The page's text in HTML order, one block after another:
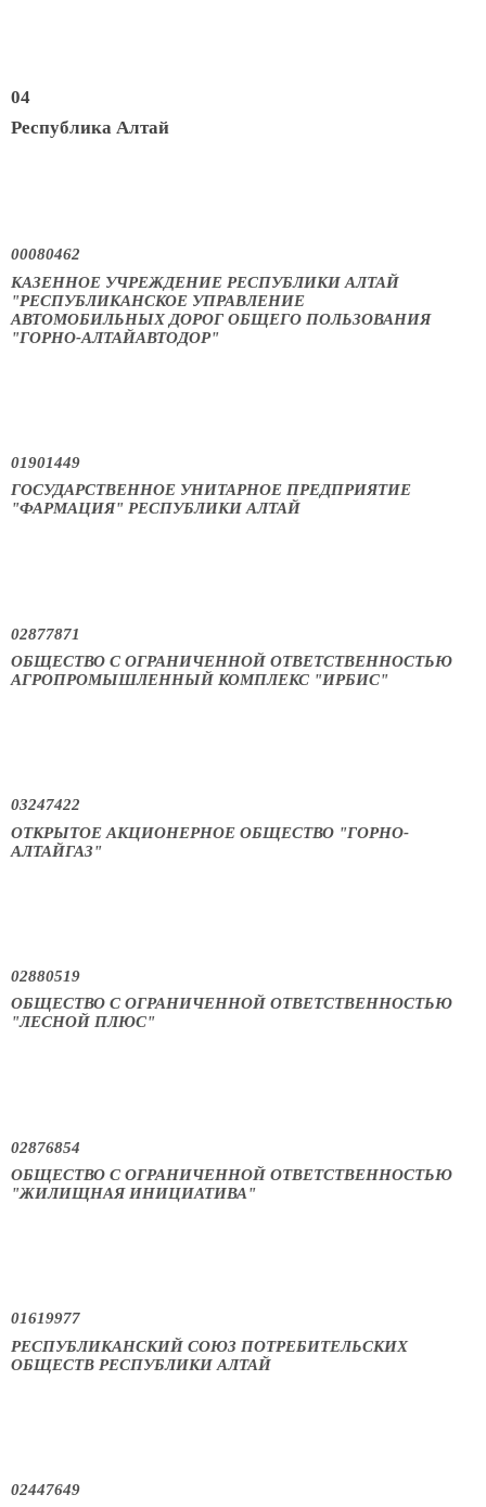
04
Республика Алтай
00080462
КАЗЕННОЕ УЧРЕЖДЕНИЕ РЕСПУБЛИКИ АЛТАЙ
"РЕСПУБЛИКАНСКОЕ УПРАВЛЕНИЕ
АВТОМОБИЛЬНЫХ ДОРОГ ОБЩЕГО ПОЛЬЗОВАНИЯ
"ГОРНО-АЛТАЙАВТОДОР"
01901449
ГОСУДАРСТВЕННОЕ УНИТАРНОЕ ПРЕДПРИЯТИЕ
"ФАРМАЦИЯ" РЕСПУБЛИКИ АЛТАЙ
02877871
ОБЩЕСТВО С ОГРАНИЧЕННОЙ ОТВЕТСТВЕННОСТЬЮ
АГРОПРОМЫШЛЕННЫЙ КОМПЛЕКС "ИРБИС"
03247422
ОТКРЫТОЕ АКЦИОНЕРНОЕ ОБЩЕСТВО "ГОРНО-
АЛТАЙГАЗ"
02880519
ОБЩЕСТВО С ОГРАНИЧЕННОЙ ОТВЕТСТВЕННОСТЬЮ
"ЛЕСНОЙ ПЛЮС"
02876854
ОБЩЕСТВО С ОГРАНИЧЕННОЙ ОТВЕТСТВЕННОСТЬЮ
"ЖИЛИЩНАЯ ИНИЦИАТИВА"
01619977
РЕСПУБЛИКАНСКИЙ СОЮЗ ПОТРЕБИТЕЛЬСКИХ
ОБЩЕСТВ РЕСПУБЛИКИ АЛТАЙ
02447649